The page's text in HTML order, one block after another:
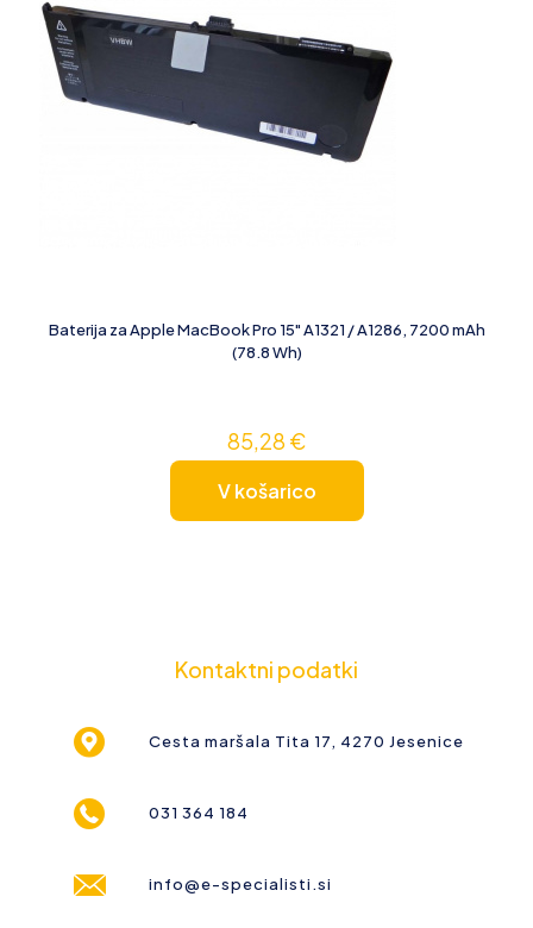
Baterija za Apple MacBook Pro 15" A1321 / A1286, 7200 mAh
(78.8 Wh)
85,28 €
V košarico
Kontaktni podatki
Cesta maršala Tita 17, 4270 Jesenice
031 364 184
info@e-specialisti.si